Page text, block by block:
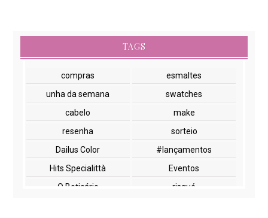
TAGS
compras
esmaltes
unha da semana
swatches
cabelo
make
resenha
sorteio
Dailus Color
#lançamentos
Hits Specialittà
Eventos
O Boticário
risqué